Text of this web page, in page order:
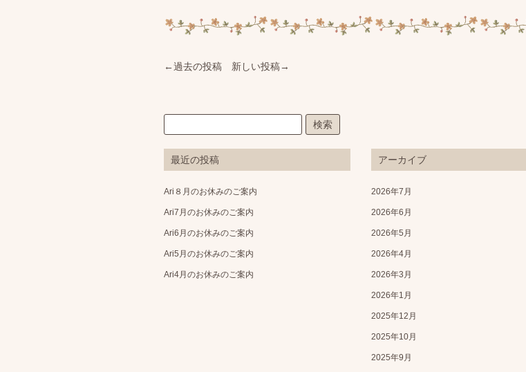
←過去の投稿 新しい投稿→
最近の投稿
Ari８月のお休みのご案内
Ari7月のお休みのご案内
Ari6月のお休みのご案内
Ari5月のお休みのご案内
Ari4月のお休みのご案内
アーカイブ
2026年7月
2026年6月
2026年5月
2026年4月
2026年3月
2026年1月
2025年12月
2025年10月
2025年9月